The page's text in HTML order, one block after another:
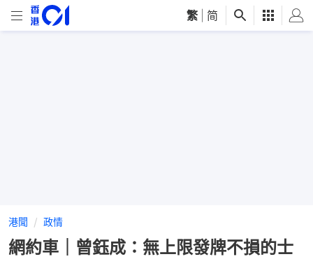
繁 简
港聞 政情
網約車｜曾鈺成：無上限發牌不損的士